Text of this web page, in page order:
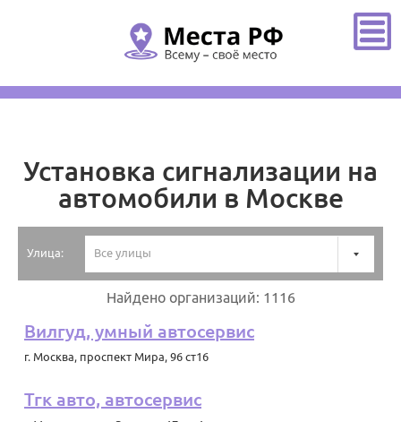
Установка сигнализации на
автомобили в Москве
Улица: Все улицы
Найдено организаций: 1116
Вилгуд, умный автосервис
г. Москва, проспект Мира, 96 ст16
Тгк авто, автосервис